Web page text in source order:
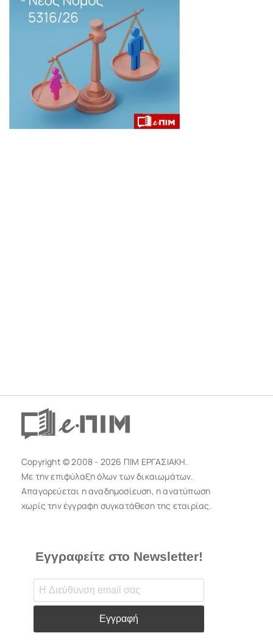
Copyright © 2008 - 2026 ΠΙΜ ΕΡΓΑΣΙΑΚΗ.
Με την επιφύλαξη όλων των δικαιωμάτων.
Απαγορεύεται η αναδημοσίευση, η ανατύπωση
χωρίς την έγγραφη συγκατάθεση της εταιρίας.
Εγγραφείτε στο Newsletter!
Εγγραφή